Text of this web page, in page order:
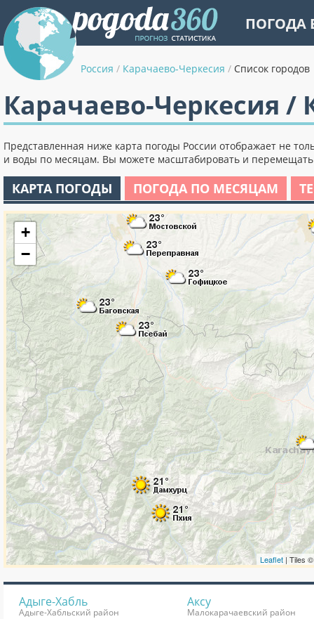
ПОГОДА
Россия / Карачаево-Черкесия / Список городов
Карачаево-Черкесия /
Представленная ниже карта погоды России отображает не
и воды по месяцам. Вы можете масштабировать и
КАРТА ПОГОДЫ ПОГОДА ПО МЕСЯЦАМ
Адыге-Хабль
Адыге-Хабльский район
Аксу
Малокарачаевский район